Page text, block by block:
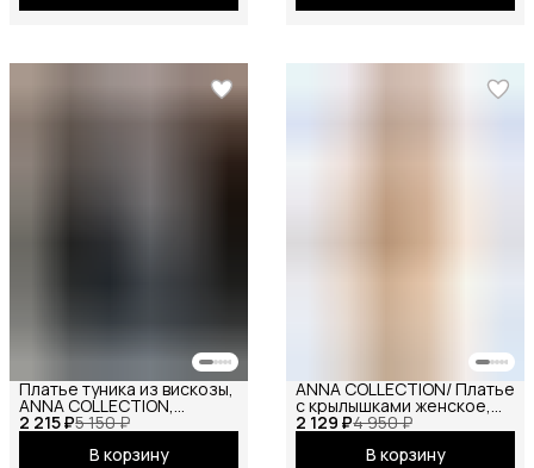
2 215 ₽5 150 ₽
Платье туника из вискозы,
ANNA COLLECTION,
вечернее праздничное
повседневное офисное
В корзину
2 129 ₽4 950 ₽
ANNA COLLECTION/ Платье
с крылышками женское,
платье вечернее,
нарядное, атласное,
шёлковое, на праздник
В корзину